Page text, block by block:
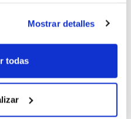
Mostrar detalles
todas
los procesos
y trabajo que
situaciones
de encuentros
en puntos de